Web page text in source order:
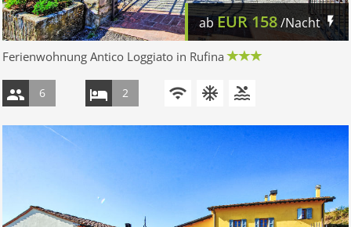
abEUR 158/Nacht
Ferienwohnung Antico Loggiato in Rufina
6 2